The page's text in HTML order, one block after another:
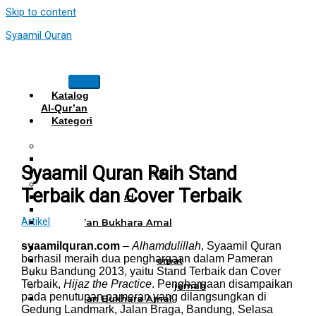
Skip to content
Syaamil Quran
Katalog
Al-Qur’an
Kategori
Al Quran Hafalan Tikrar
Al Quran Tematik
Mushaf Tahajud
Al-Qur’an Bukhara Amal
Al Quran Haji Umrah
Mushaf Tilawah Maqomat
Al Quran Terjemah
Al Quran Tajwid dan Terjemah
Al-Qur’an Bukhara Amal
Harian
Syaamil Quran Raih Stand
Terbaik dan Cover Terbaik
Artikel
syaamilquran.com –Alhamdulillah, Syaamil Quran
berhasil meraih dua penghargaan dalam Pameran
Buku Bandung 2013, yaitu Stand Terbaik dan Cover
Terbaik,Hijaz the Practice. Penghargaan disampaikan
pada penutupan pameran yang dilangsungkan di
Gedung Landmark, Jalan Braga, Bandung, Selasa